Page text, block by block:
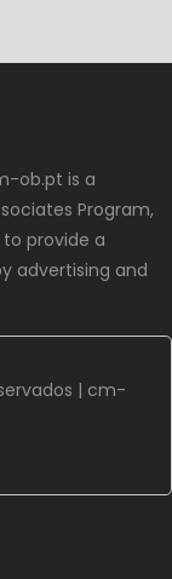
ob.pt is a
Program,
provide a
advertising and
| cm-